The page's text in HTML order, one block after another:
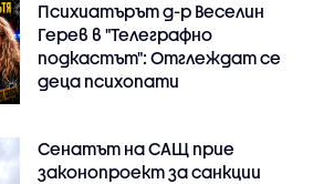
Психиатърът д-р Веселин
Герев в "Телеграфно
подкастът": Отглеждат се
деца психопати
Сенатът на САЩ прие
законопроект за санкции